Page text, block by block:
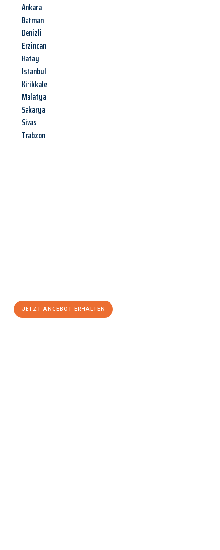
Ankara
Batman
Denizli
Erzincan
Hatay
Istanbul
Kirikkale
Malatya
Sakarya
Sivas
Trabzon
JETZT ANGEBOT ERHALTEN